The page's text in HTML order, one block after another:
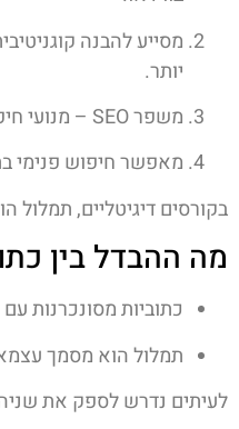
מסייע להבנה
יותר.
משפר SEO – מנועי חיפוש קוראים טקסט, לא וידאו.
מאפשר חיפוש פנימי
בקורסים דיגיטליים, תמלול
מה ההבדל בין
כתוביות מסונכרנות עם
תמלול הוא מסמך
לעיתים נדרש לספק את